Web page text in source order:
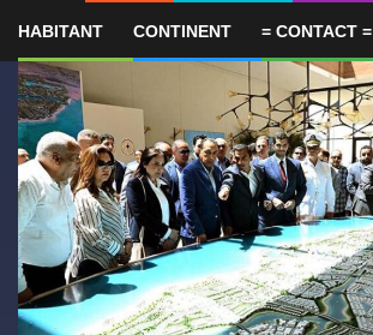
HABITANT CONTINENT = CONTACT =